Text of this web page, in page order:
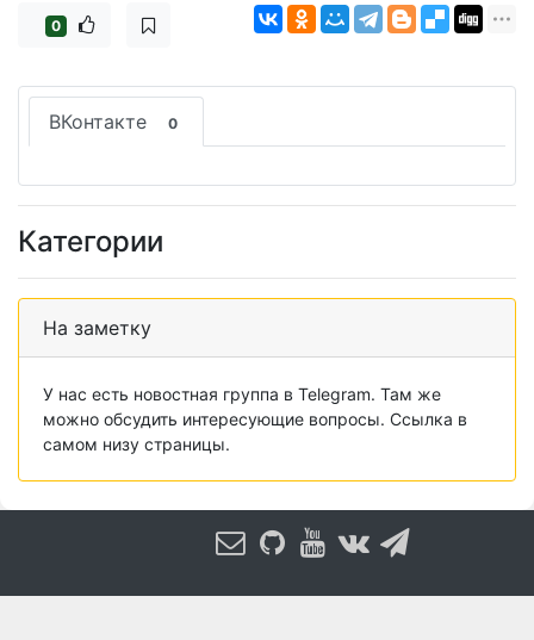
0
ВКонтакте 0
Категории
На заметку
У нас есть новостная группа в Telegram. Там же
можно обсудить интересующие вопросы. Ссылка в
самом низу страницы.